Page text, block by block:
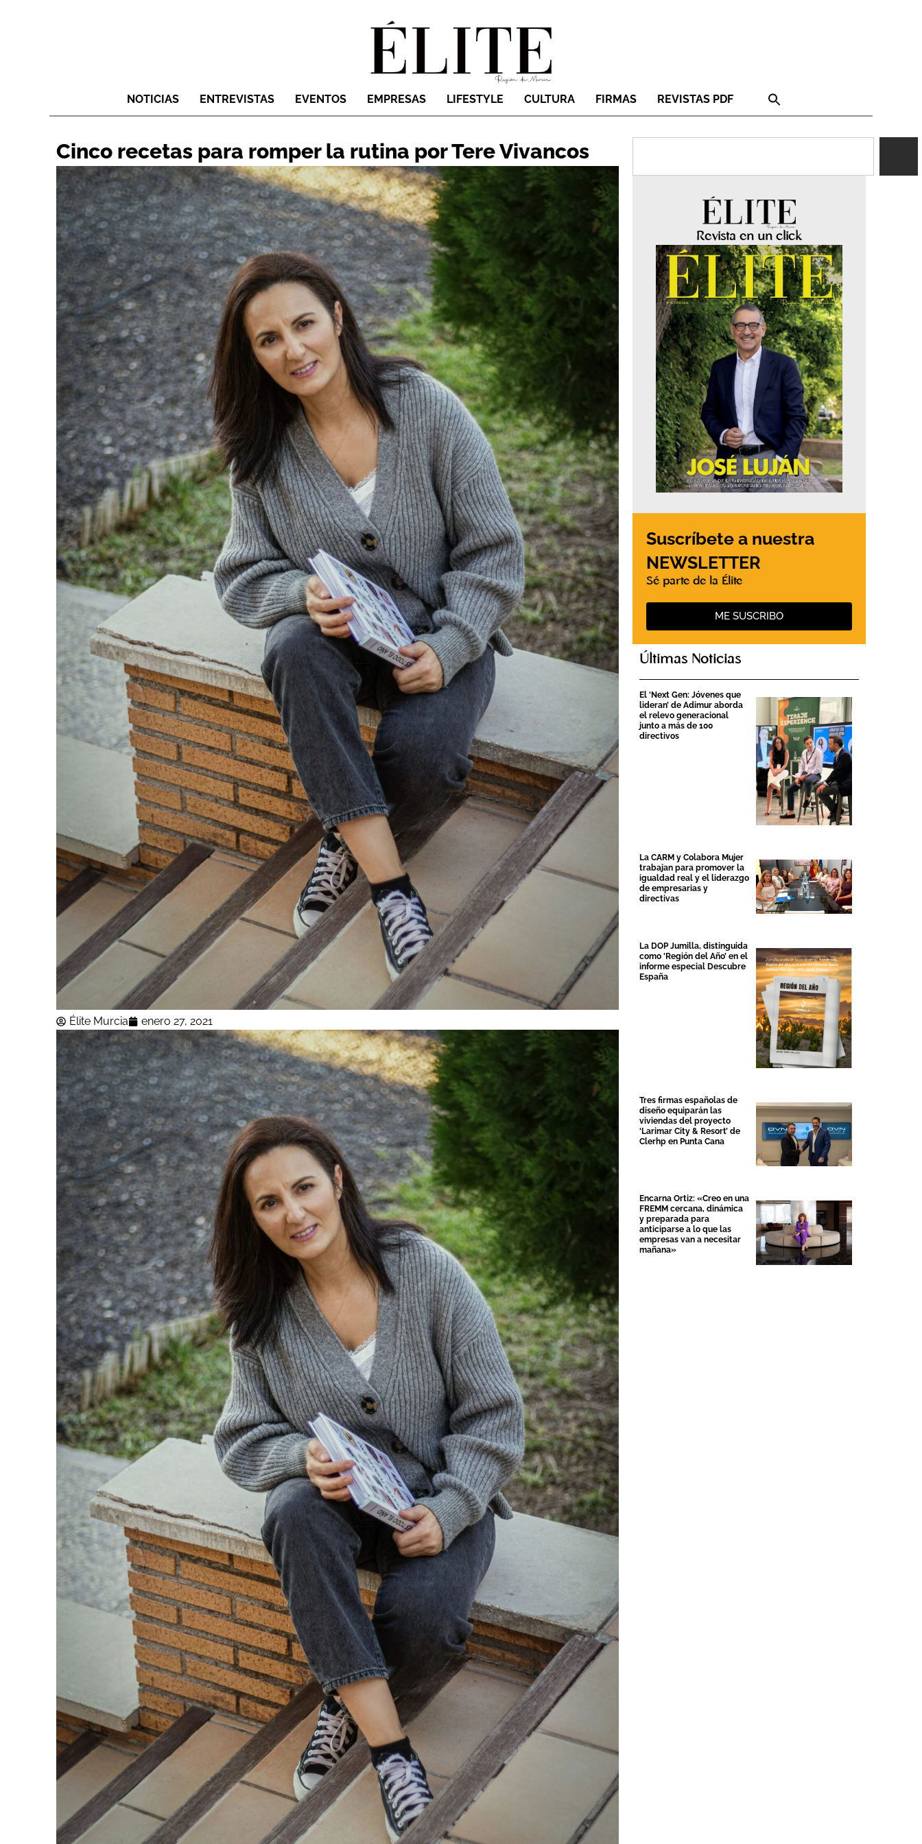
NOTICIAS ENTREVISTAS EVENTOS EMPRESAS LIFESTYLE CULTURA FIRMAS REVISTAS PDF
Cinco recetas para romper la rutina por Tere Vivancos
Élite Murcia enero 27, 2021
Revista en un click
Suscríbete a nuestra
NEWSLETTER
Sé parte de la Élite
ME SUSCRIBO
Últimas Noticias
El ‘Next Gen: Jóvenes que
lideran’ de Adimur aborda
el relevo generacional
junto a más de 100
directivos
La CARM y Colabora Mujer
trabajan para promover la
igualdad real y el liderazgo
de empresarias y
directivas
La DOP Jumilla, distinguida
como ‘Región del Año’ en el
informe especial Descubre
España
Tres firmas españolas de
diseño equiparán las
viviendas del proyecto
‘Larimar City & Resort’ de
Clerhp en Punta Cana
Encarna Ortiz: «Creo en una
FREMM cercana, dinámica
y preparada para
anticiparse a lo que las
empresas van a necesitar
mañana»